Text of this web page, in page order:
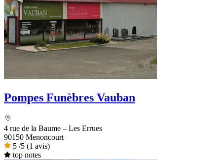
Pompes Funèbres Vauban
4 rue de la Baume – Les Errues
90150 Menoncourt
5 /5 (1 avis)
top notes